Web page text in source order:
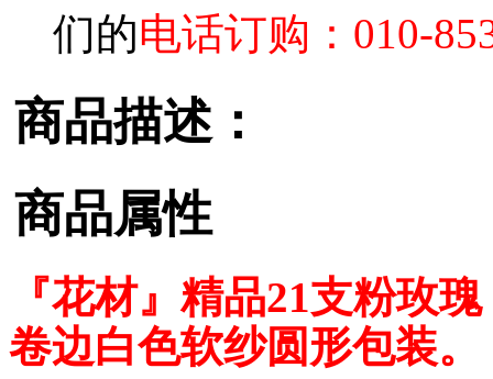
们的电话订购：010-
商品描述：
商品属性
『花材』精品21支粉玫
卷边白色软纱圆形包装。